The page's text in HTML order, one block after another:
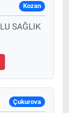
Kozan
SAĞLIK
Çukurova